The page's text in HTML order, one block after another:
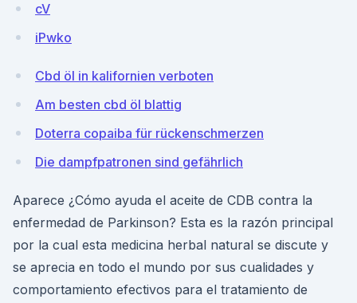
cV
iPwko
Cbd öl in kalifornien verboten
Am besten cbd öl blattig
Doterra copaiba für rückenschmerzen
Die dampfpatronen sind gefährlich
Aparece ¿Cómo ayuda el aceite de CDB contra la
enfermedad de Parkinson? Esta es la razón principal
por la cual esta medicina herbal natural se discute y
se aprecia en todo el mundo por sus cualidades y
comportamiento efectivos para el tratamiento de